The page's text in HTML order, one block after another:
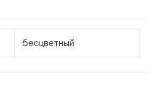
бесцветный